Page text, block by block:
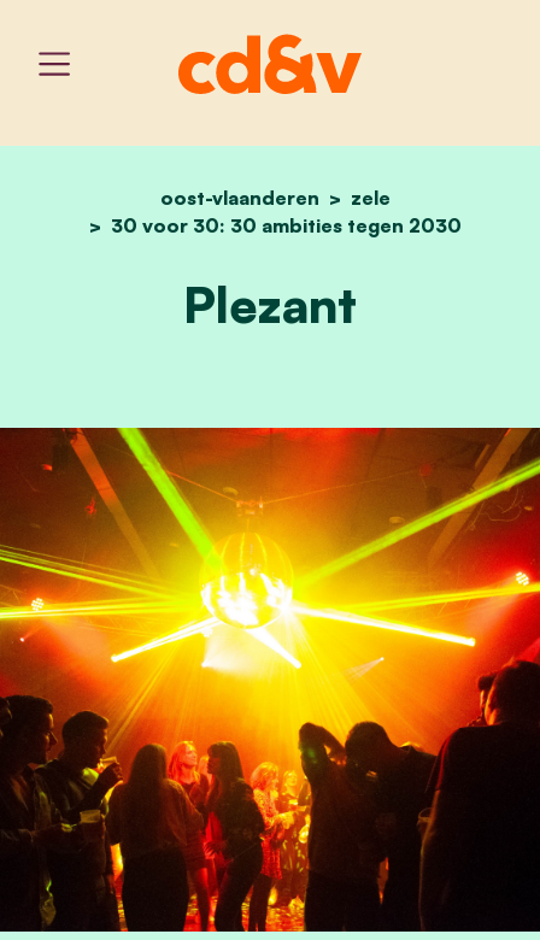
home
oost-vlaanderen
zele
30 voor 30: 30 ambities tegen 2030
plezant
Plezant